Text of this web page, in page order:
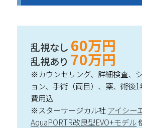
乱視なし 60万円
乱視あり 70万円
※カウンセリング、詳細検査、
ョン、手術（両目）、薬、術後
費用込
※スターサージカル社 アイシー
AquaPORTR改良型EVO+モデル